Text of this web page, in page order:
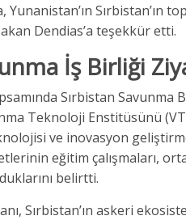
Yunanistan’ın
Dendias’a teşekkür etti.
İş Birliği
Sırbistan Savunma
Teknoloji Enstitüsünü
ve inovasyon
eğitim çalışmaları,
belirtti.
Sırbistan’ın askeri